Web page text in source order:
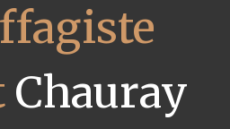
Chauray